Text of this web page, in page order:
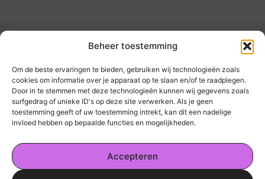
Beheer toestemming
Om de beste ervaringen te bieden, gebruiken wij technologieën zoals
cookies om informatie over je apparaat op te slaan en/of te raadplegen.
Door in te stemmen met deze technologieën kunnen wij gegevens zoals
surfgedrag of unieke ID's op deze site verwerken. Als je geen
toestemming geeft of uw toestemming intrekt, kan dit een nadelige
invloed hebben op bepaalde functies en mogelijkheden.
Accepteren
kickinsite.nl – Echt, eerlijk, alles wat telt.
Een verzameling van blogs en artikelen die
een breed scala aan onderwerpen uit het
dagelijks leven behandelen.